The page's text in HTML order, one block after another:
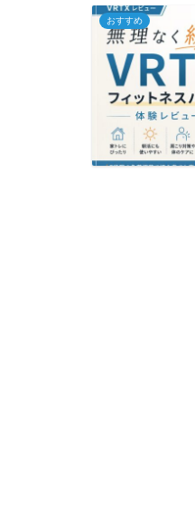
おすすめ